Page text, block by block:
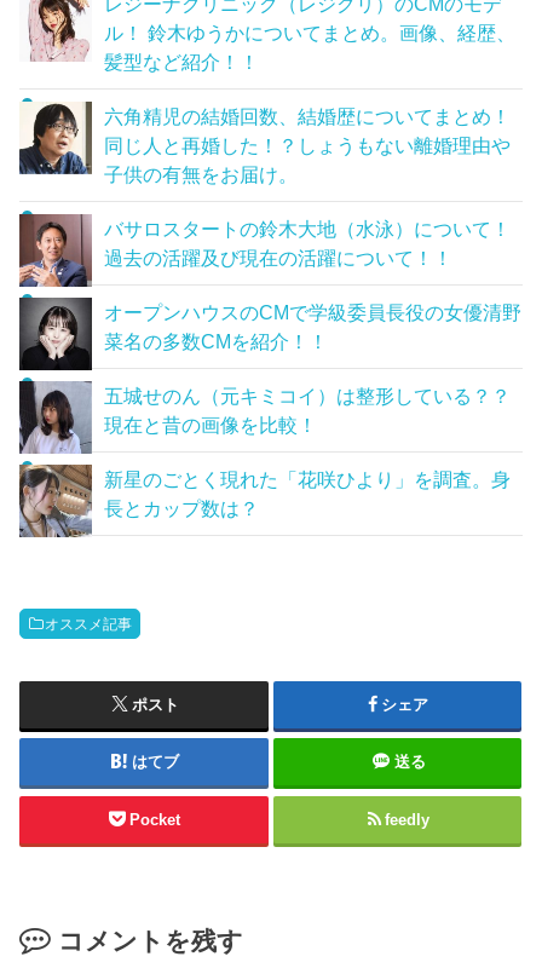
ル！ 鈴木ゆうかについてまとめ。画像、経歴、
髪型など紹介！！
六角精児の結婚回数、結婚歴についてまとめ！
同じ人と再婚した！？しょうもない離婚理由や
子供の有無をお届け。
バサロスタートの鈴木大地（水泳）について！
過去の活躍及び現在の活躍について！！
オープンハウスのCMで学級委員長役の女優清野
菜名の多数CMを紹介！！
五城せのん（元キミコイ）は整形している？？
現在と昔の画像を比較！
新星のごとく現れた「花咲ひより」を調査。身
長とカップ数は？
オススメ記事
ポスト シェア
はてブ 送る
Pocket feedly
コメントを残す